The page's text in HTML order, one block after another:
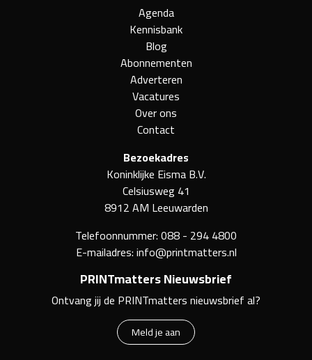
Agenda
Kennisbank
Blog
Abonnementen
Adverteren
Vacatures
Over ons
Contact
Bezoekadres
Koninklijke Eisma B.V.
Celsiusweg 41
8912 AM Leeuwarden
Telefoonnummer:088 - 294 4800
E-mailadres:info@printmatters.nl
PRINTmatters Nieuwsbrief
Ontvang jij de PRINTmatters nieuwsbrief al?
Meld je aan